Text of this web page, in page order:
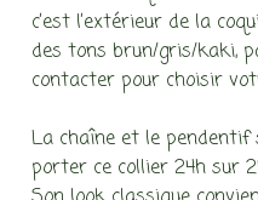
c’est l’extérieur de la
des tons brun/gris/kaki,
contacter pour choisir
La chaîne et le
porter ce collier 24h sur